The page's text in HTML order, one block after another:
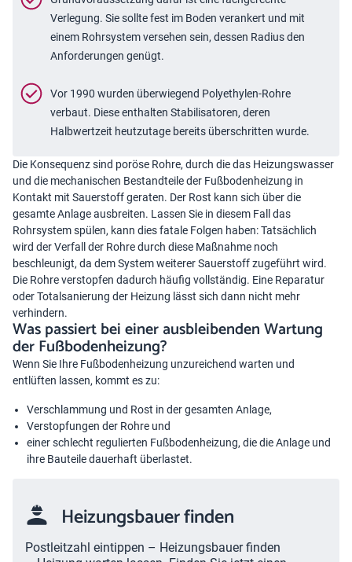
Verlegung. Sie sollte fest im Boden verankert und mit
einem Rohrsystem versehen sein, dessen Radius den
Anforderungen genügt.
Vor 1990 wurden überwiegend Polyethylen-Rohre
verbaut. Diese enthalten Stabilisatoren, deren
Halbwertzeit heutzutage bereits überschritten wurde.
Die Konsequenz sind poröse Rohre, durch die das Heizungswasser
und die mechanischen Bestandteile der Fußbodenheizung in
Kontakt mit Sauerstoff geraten. Der Rost kann sich über die
gesamte Anlage ausbreiten. Lassen Sie in diesem Fall das
Rohrsystem spülen, kann dies fatale Folgen haben: Tatsächlich
wird der Verfall der Rohre durch diese Maßnahme noch
beschleunigt, da dem System weiterer Sauerstoff zugeführt wird.
Die Rohre verstopfen dadurch häufig vollständig. Eine Reparatur
oder Totalsanierung der Heizung lässt sich dann nicht mehr
verhindern.
Was passiert bei einer ausbleibenden Wartung
der Fußbodenheizung?
Wenn Sie Ihre Fußbodenheizung unzureichend warten und
entlüften lassen, kommt es zu:
Verschlammung und Rost in der gesamten Anlage,
Verstopfungen der Rohre und
einer schlecht regulierten Fußbodenheizung, die die Anlage und
ihre Bauteile dauerhaft überlastet.
Heizungsbauer finden
Postleitzahl eintippen – Heizungsbauer finden